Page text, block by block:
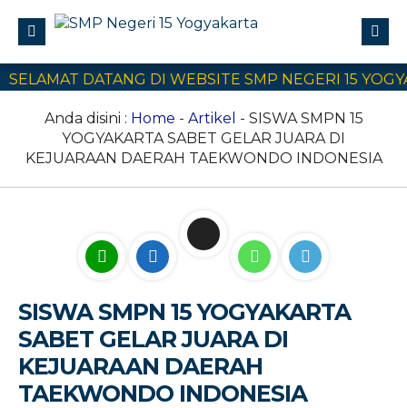
Profile
Civitas Akademika
Program Sekolah
E-Learning
Kontak Kami
DATANG DI WEBSITE SMP NEGERI 15
Anda disini : Home - Artikel - SISWA SMPN 15
YOGYAKARTA SABET GELAR JUARA DI
KEJUARAAN DAERAH TAEKWONDO INDONESIA
SISWA SMPN 15 YOGYAKARTA
SABET GELAR JUARA DI
KEJUARAAN DAERAH
TAEKWONDO INDONESIA